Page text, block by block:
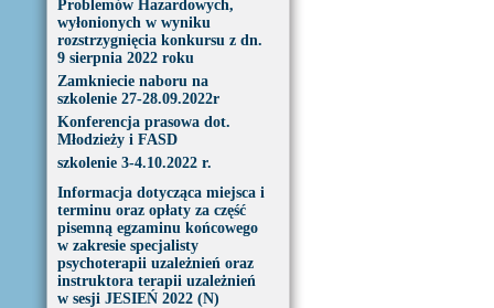
Problemów Hazardowych,
wyłonionych w wyniku
rozstrzygnięcia konkursu z dn.
9 sierpnia 2022 roku
Zamkniecie naboru na
szkolenie 27-28.09.2022r
Konferencja prasowa dot.
Młodzieży i FASD
szkolenie 3-4.10.2022 r.
Informacja dotycząca miejsca i
terminu oraz opłaty za część
pisemną egzaminu końcowego
w zakresie specjalisty
psychoterapii uzależnień oraz
instruktora terapii uzależnień
w sesji JESIEŃ 2022 (N)